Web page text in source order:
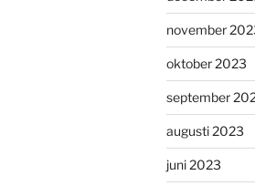
november
oktober 2023
september
augusti 2023
juni 2023